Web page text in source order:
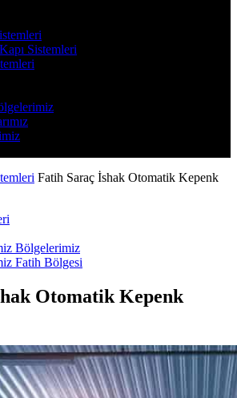
Sistemleri
Fatih Saraç İshak Otomatik Kepenk
Bölgelerimiz
Fatih Bölgesi
Otomatik Kepenk